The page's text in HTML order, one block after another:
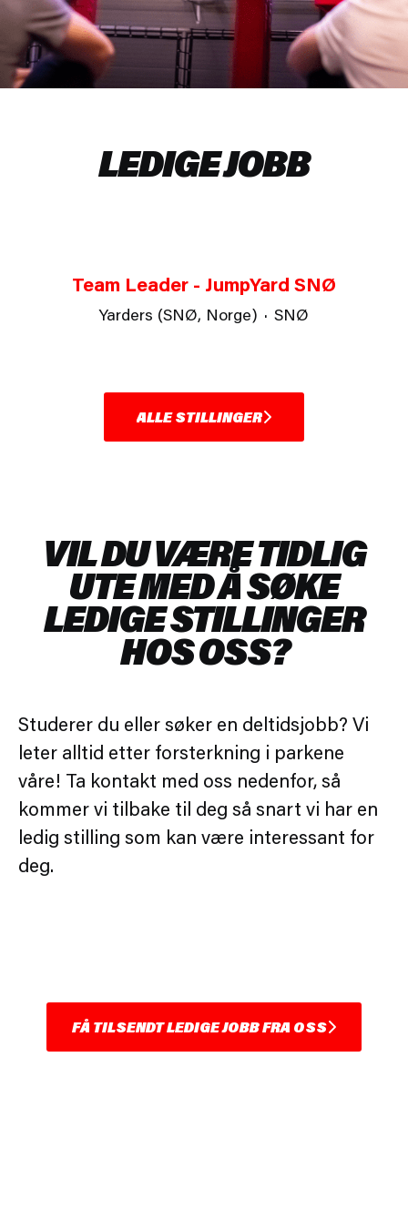
LEDIGE JOBB
Team Leader - JumpYard SNØ
Yarders (SNØ, Norge) · SNØ
ALLE STILLINGER
VIL DU VÆRE TIDLIG
UTE MED Å SØKE
LEDIGE STILLINGER
HOS OSS?
Studerer du eller søker en deltidsjobb? Vi
leter alltid etter forsterkning i parkene
våre! Ta kontakt med oss ​​nedenfor, så
kommer vi tilbake til deg så snart vi har en
ledig stilling som kan være interessant for
deg.
FÅ TILSENDT LEDIGE JOBB FRA OSS